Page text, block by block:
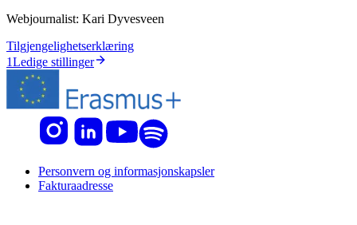
Webjournalist: Kari Dyvesveen
Tilgjengelighetserklæring
1Ledige stillinger
Personvern og informasjonskapsler
Fakturaadresse